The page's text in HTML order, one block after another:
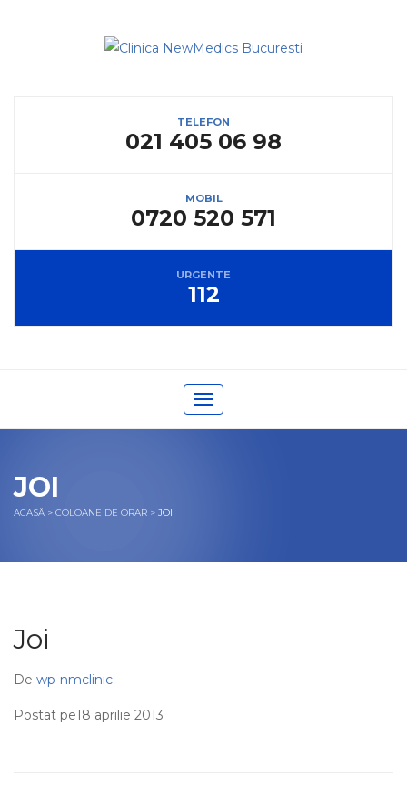
TELEFON
021 405 06 98
MOBIL
0720 520 571
URGENTE
112
Toggle navigation
JOI
ACASĂ > COLOANE DE ORAR > JOI
Joi
De wp-nmclinic
Postat pe18 aprilie 2013